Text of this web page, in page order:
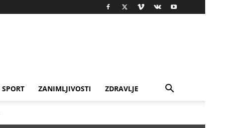
SPORT ZANIMLJIVOSTI ZDRAVLJE